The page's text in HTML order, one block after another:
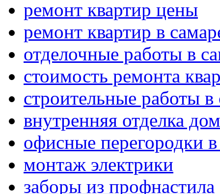
ремонт квартир цены
ремонт квартир в
отделочные работы в
стоимость ремонта
строительные работы в
внутренняя отделка
офисные перегородки
монтаж электрики
заборы из профнастила